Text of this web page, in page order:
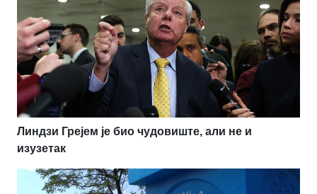
Линдзи Грејем је био чудовиште, али не и
изузетак